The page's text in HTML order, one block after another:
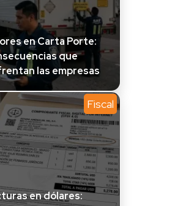
en Carta Porte:
que
las empresas
Fiscal
en dólares: